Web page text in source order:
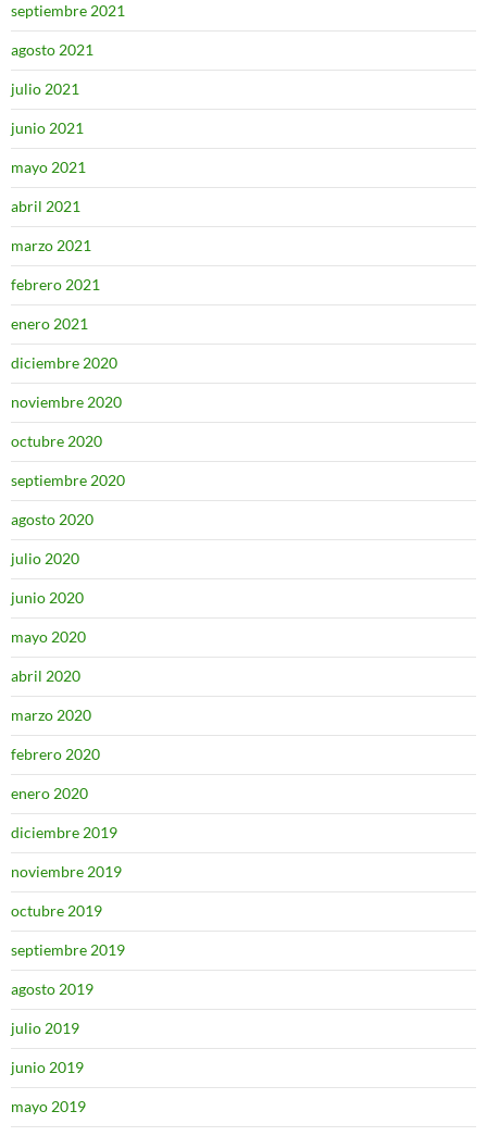
septiembre 2021
agosto 2021
julio 2021
junio 2021
mayo 2021
abril 2021
marzo 2021
febrero 2021
enero 2021
diciembre 2020
noviembre 2020
octubre 2020
septiembre 2020
agosto 2020
julio 2020
junio 2020
mayo 2020
abril 2020
marzo 2020
febrero 2020
enero 2020
diciembre 2019
noviembre 2019
octubre 2019
septiembre 2019
agosto 2019
julio 2019
junio 2019
mayo 2019